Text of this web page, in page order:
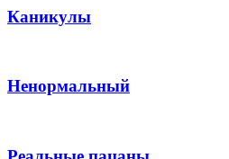
Каникулы
Ненормальный